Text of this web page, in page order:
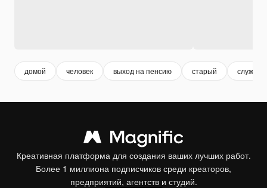
домой человек выход на пенсию старый служба
Креативная платформа для создания ваших лучших работ.
Более 1 миллиона подписчиков среди креаторов,
предприятий, агентств и студий.